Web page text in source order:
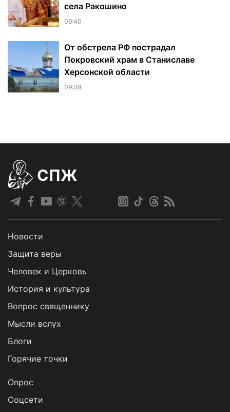
села Ракошино
09:40
От обстрела РФ пострадал
Покровский храм в Станиславе
Херсонской области
09:08
СПЖ
Новости
Защита веры
Человек и Церковь
История и культура
Вопрос священнику
Мысли вслух
Блоги
Горячие точки
Опрос
Cоцсети